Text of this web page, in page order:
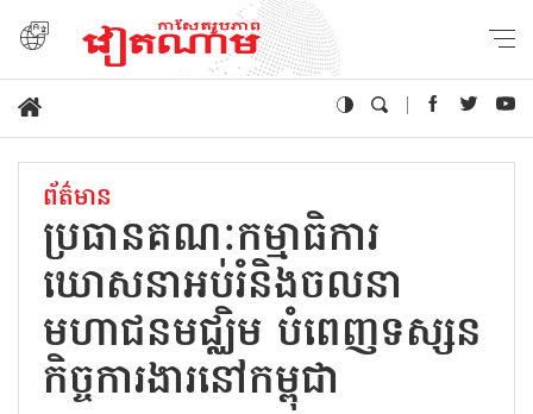
ព័ត៌មាន
ប្រធានគណៈកម្មាធិការ
ឃោសនាអប់រំនិងចលនា
មហាជនមជ្ឈិម បំពេញទស្សន
កិច្ចការងារនៅកម្ពុជា